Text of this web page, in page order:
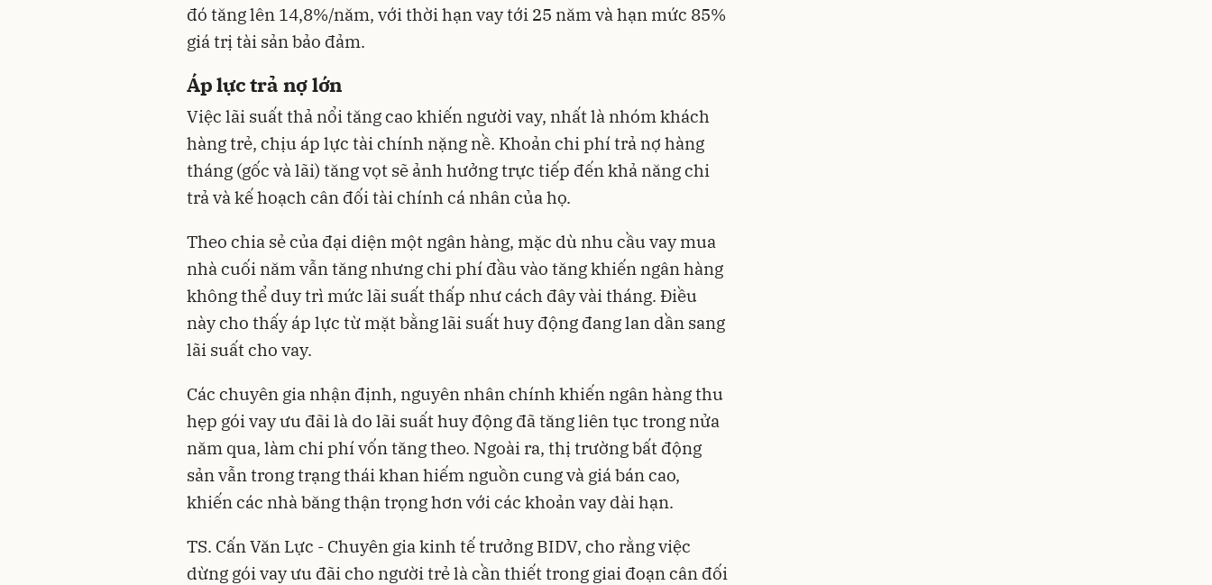
đó tăng lên 14,8%/năm, với thời hạn vay tới 25 năm và hạn mức 85%
giá trị tài sản bảo đảm.
Áp lực trả nợ lớn
Việc lãi suất thả nổi tăng cao khiến người vay, nhất là nhóm khách
hàng trẻ, chịu áp lực tài chính nặng nề. Khoản chi phí trả nợ hàng
tháng (gốc và lãi) tăng vọt sẽ ảnh hưởng trực tiếp đến khả năng chi
trả và kế hoạch cân đối tài chính cá nhân của họ.
Theo chia sẻ của đại diện một ngân hàng, mặc dù nhu cầu vay mua
nhà cuối năm vẫn tăng nhưng chi phí đầu vào tăng khiến ngân hàng
không thể duy trì mức lãi suất thấp như cách đây vài tháng. Điều
này cho thấy áp lực từ mặt bằng lãi suất huy động đang lan dần sang
lãi suất cho vay.
Các chuyên gia nhận định, nguyên nhân chính khiến ngân hàng thu
hẹp gói vay ưu đãi là do lãi suất huy động đã tăng liên tục trong nửa
năm qua, làm chi phí vốn tăng theo. Ngoài ra, thị trường bất động
sản vẫn trong trạng thái khan hiếm nguồn cung và giá bán cao,
khiến các nhà băng thận trọng hơn với các khoản vay dài hạn.
TS. Cấn Văn Lực - Chuyên gia kinh tế trưởng BIDV, cho rằng việc
dừng gói vay ưu đãi cho người trẻ là cần thiết trong giai đoạn cân đối